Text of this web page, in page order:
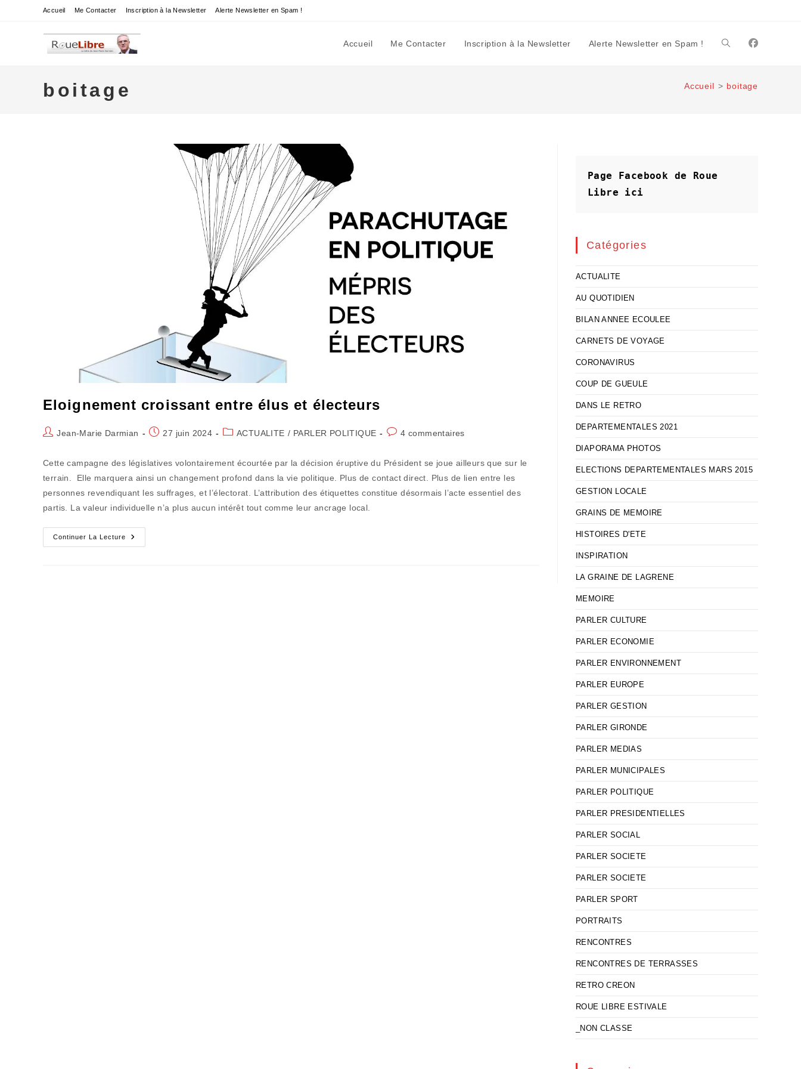
Accueil Me Contacter Inscription à la Newsletter Alerte Newsletter en Spam !
Accueil Me Contacter Inscription à la Newsletter Alerte Newsletter en Spam ! Toggle
website
boitage Accueil > boitage
Eloignement croissant entre élus et électeurs
Auteur/autrice
publication :
Jean-Marie Darmian
Publication
27 juin 2024
PostACTUALITE / PARLER POLITIQUE
Commentaires
4 commentaires
Cette campagne des législatives volontairement écourtée par la décision éruptive du Président se joue ailleurs que sur le
terrain. Elle marquera ainsi un changement profond dans la vie politique. Plus de contact direct. Plus de lien entre les
personnes revendiquant les suffrages, et l’électorat. L’attribution des étiquettes constitue désormais l’acte essentiel des
partis. La valeur individuelle n’a plus aucun intérêt tout comme leur ancrage local.
Continuer La Lecture
Eloignement
Croissant
Page Facebook de Roue
Libre
ici
Catégories
ACTUALITE
AU QUOTIDIEN
BILAN ANNEE ECOULEE
CARNETS DE VOYAGE
CORONAVIRUS
COUP DE GUEULE
DANS LE RETRO
DEPARTEMENTALES 2021
DIAPORAMA PHOTOS
ELECTIONS DEPARTEMENTALES MARS 2015
GESTION LOCALE
GRAINS DE MEMOIRE
HISTOIRES D'ETE
INSPIRATION
LA GRAINE DE LAGRENE
MEMOIRE
PARLER CULTURE
PARLER ECONOMIE
PARLER ENVIRONNEMENT
PARLER EUROPE
PARLER GESTION
PARLER GIRONDE
PARLER MEDIAS
PARLER MUNICIPALES
PARLER POLITIQUE
PARLER PRESIDENTIELLES
PARLER SOCIAL
PARLER SOCIETE
PARLER SOCIETE
PARLER SPORT
PORTRAITS
RENCONTRES
RENCONTRES DE TERRASSES
RETRO CREON
ROUE LIBRE ESTIVALE
_NON CLASSE